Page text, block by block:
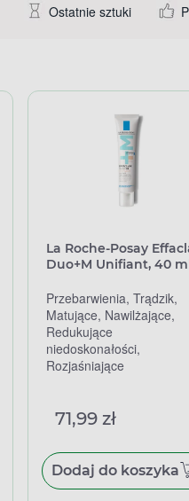
Ostatnie sztuki
La Roche-Posay
Duo+M Unifiant, 40
Przebarwienia, Trądzik,
Matujące, Nawilżające,
Redukujące
niedoskonałości,
Rozjaśniające
71,99 zł
Dodaj do koszyka